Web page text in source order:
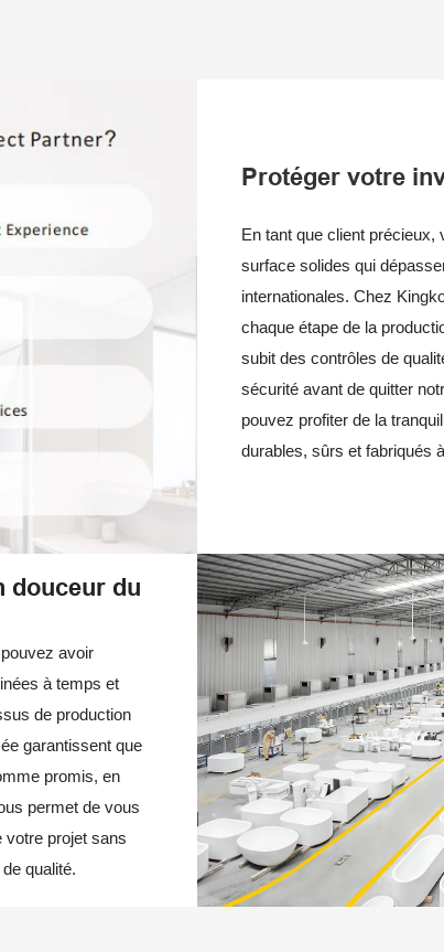
Protéger votre
En tant que client
surface solides qui
internationales. Chez
chaque étape de la
subit des contrôles de
sécurité avant de quitter
pouvez profiter de la
durables, sûrs et fabriqués
douceur du
avoir
à temps et
de production
garantissent que
promis, en
permet de vous
projet sans
qualité.